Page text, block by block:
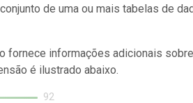
de uma ou mais tabelas de
fornece informações adicionais
é ilustrado abaixo.
92